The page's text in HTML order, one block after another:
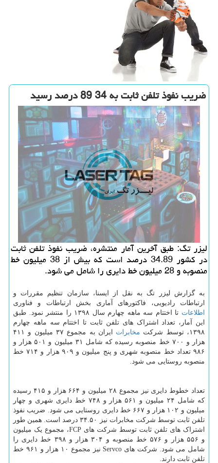
ضریب نفوذ تلفن ثابت به 34 89 درصد رسید
لیزر تگ: طبق آخرین آمار منتشره، ضریب نفوذ تلفن ثابت
در كشور 34.89 درصد است كه بیش از 38 میلیون خط
منصوبه و 28 میلیون خط دایری را شامل می شود.
به گزارش لیزر تگ به نقل از ایسنا، سازمان تنظیم مقررات و
ارتباطات رادیویی، فاکتورهای آماری بخش ارتباطات و فناوری
اطلاعات
تا اختتام سه ماهه چهارم سال ۱۳۹۸ را منتشر نمود. طبق
این آمار، تعداد اشتراک های تلفن ثابت تا اختتام سه ماهه چهارم
۱۳۹۸، توسط شرکت
مخابرات
ایران به مجموع ۳۷ میلیون و ۴۱۱
هزار و ۷۰۰ خط منصوبه رسیده که شامل ۳۱ میلیون و ۵۰۱ هزار و
۹۸۶ تعداد خط منصوبه شهری و پنج میلیون و ۹۰۹ هزار و ۷۱۴ خط
منصوبه روستایی می شود.
تعداد خطوط دایری نیز مجموع ۲۸ میلیون و ۶۶۴ هزار و ۴۱۵ رسیده
که شامل ۲۴ میلیون و ۵۶۱ هزار و ۷۴۸ خط دایری شهری و چهار
میلیون و ۱۰۲ هزار و ۶۶۷ خط دایری روستایی می شود. ضریب نفوذ
تلفن ثابت توسط شرکت مخابرات نیز ۳۴.۵۰ درصد است. همین طور
اشتراک های تلفن ثابت توسط شرکت های FCP، مجموع یک میلیون
و ۵۵۶ هزار و ۵۷۶ خط منصوبه و ۳۰۴ هزار و ۳۹۸ خط دایری را
شامل می شود. شرکت های Servco نیز مجموع ۱۰ هزار و ۹۶۱ خط
تلفن ثابت دارند.